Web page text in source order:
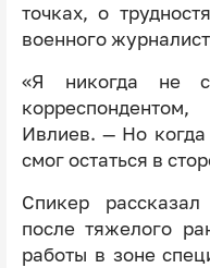
точках, о
военного
«Я никогда не
Ивлиев. — Но
смог остаться в
Спикер
после тяжелого
работы в зоне